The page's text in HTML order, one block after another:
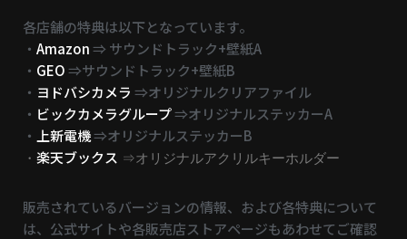
各店舗の特典は以下となっています。
・ Amazon⇒ サウンドトラック+壁紙A
・ GEO⇒サウンドトラック+壁紙B
・ ヨドバシカメラ ⇒オリジナルクリアファイル
・ ビックカメラグループ⇒オリジナルステッカーA
・ 上新電機⇒オリジナルステッカーB
・ 楽天ブックス ⇒オリジナルアクリルキーホルダー
販売されているバージョンの情報、および各特典について
は、公式サイトや各販売店ストアページもあわせてご確認